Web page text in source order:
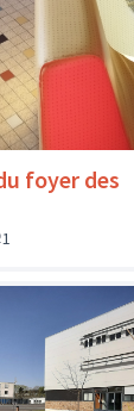
foyer des
1